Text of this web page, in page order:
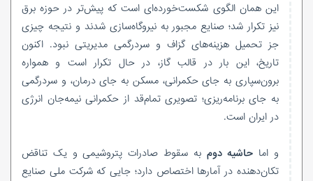
این همان الگوی شکست‌خورده‌ای است که پیش‌تر در حوزه برق
نیز تکرار شد؛ صنایع مجبور به نیروگاه‌سازی شدند و نتیجه چیزی
جز تحمیل هزینه‌های گزاف و سردرگمی مدیریتی نبود. اکنون
تاریخ، این بار در قالب گاز، در حال تکرار است و همواره
برون‌سپاری به جای حکمرانی، مسکن به جای درمان، و سردرگمی
به جای برنامه‌ریزی؛ تصویری تمام‌قد از حکمرانی نیمه‌جان انرژی
در ایران است.
و اما حاشیه دوم به سقوط صادرات پتروشیمی و یک تناقض
تکان‌دهنده در آمارها اختصاص دارد؛ جایی که شرکت ملی صنایع